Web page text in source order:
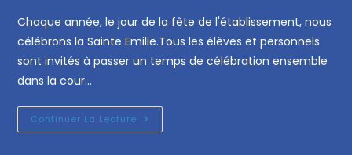
Chaque année, le jour de la fête de l'établissement, nous
célébrons la Sainte Emilie.Tous les élèves et personnels
sont invités à passer un temps de célébration ensemble
dans la cour…
Continuer La Lecture